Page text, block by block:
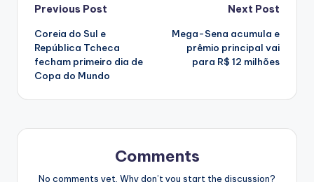
Post
navigation
Previous Post
Coreia do Sul e
República Tcheca
fecham primeiro dia de
Copa do Mundo
Next Post
Mega-Sena acumula e
prêmio principal vai
para R$ 12 milhões
Comments
No comments yet. Why don’t you start the discussion?